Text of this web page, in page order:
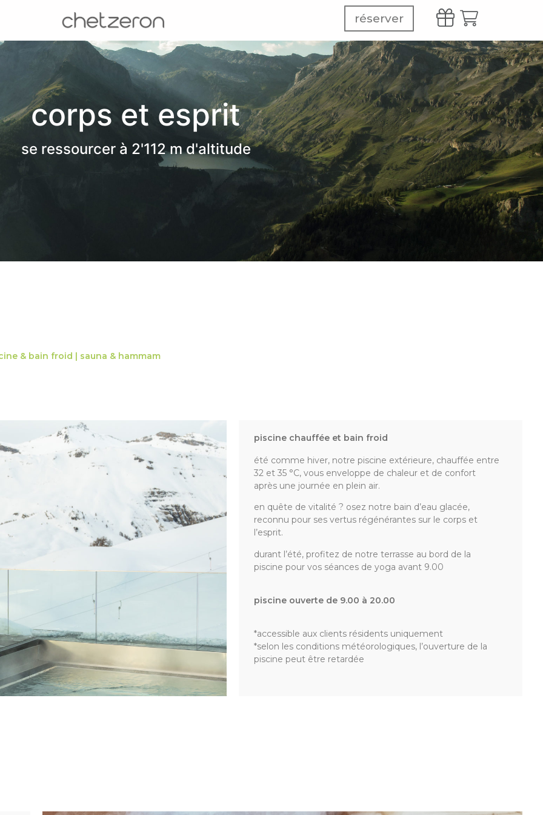
réserver
corps et esprit
se ressourcer à 2'112 m d'altitude
& bain froid | sauna & hammam
piscine chauffée et bain froid
été comme hiver, notre piscine extérieure, chauffée entre
32 et 35 °C, vous enveloppe de chaleur et de confort
après une journée en plein air.
en quête de vitalité ? osez notre bain d’eau glacée,
reconnu pour ses vertus régénérantes sur le corps et
l’esprit.
durant l’été, profitez de notre terrasse au bord de la
piscine pour vos séances de yoga avant 9.00
piscine ouverte de 9.00 à 20.00
*accessible aux clients résidents uniquement
*selon les conditions météorologiques, l’ouverture de la
piscine peut être retardée